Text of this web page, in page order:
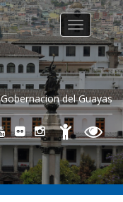
Gobernacion del Guayas
Toggle
navigation